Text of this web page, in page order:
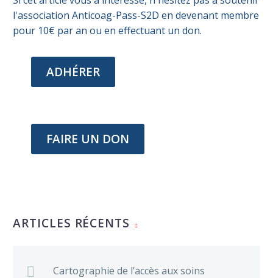
l'association Anticoag-Pass-S2D en devenant membre
pour 10€ par an ou en effectuant un don.
ADHÉRER
FAIRE UN DON
ARTICLES RÉCENTS
Cartographie de l’accès aux soins